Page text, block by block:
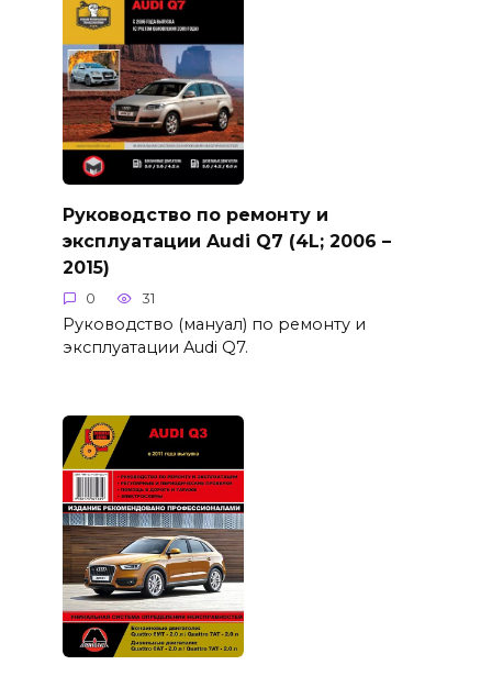
Руководство по ремонту и
эксплуатации Audi Q7 (4L; 2006 –
2015)
0 31
Руководство (мануал) по ремонту и
эксплуатации Audi Q7.